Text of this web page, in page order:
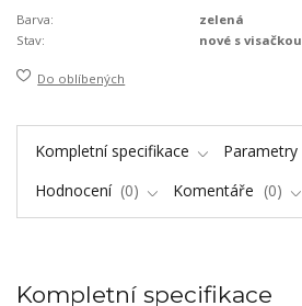
Barva:
zelená
Stav:
nové s visačkou
Do oblíbených
Kompletní specifikace
Parametry
Hodnocení
0 Komentáře 0
Kompletní specifikace